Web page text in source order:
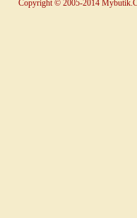
Copyright © 2005-2014